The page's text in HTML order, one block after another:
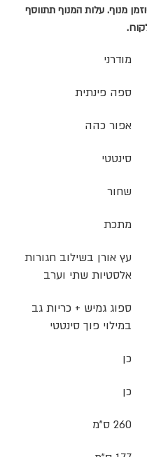
מנוף. עלות המנוף תתווסף
מודרני
ספה פינתית
אפור כהה
סינטטי
שחור
מתכת
עץ אורן בשילוב חגורות
אלסטיות שתי וערב
ספוג גמיש + כריות גב
במילוי פוך סינטטי
כן
כן
260 ס"מ